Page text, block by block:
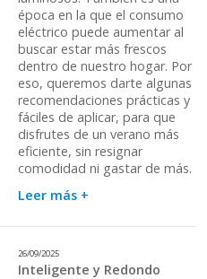
época en la que el consumo
eléctrico puede aumentar al
buscar estar más frescos
dentro de nuestro hogar. Por
eso, queremos darte algunas
recomendaciones prácticas y
fáciles de aplicar, para que
disfrutes de un verano más
eficiente, sin resignar
comodidad ni gastar de más.
Leer más +
26/09/2025
Inteligente y Redondo